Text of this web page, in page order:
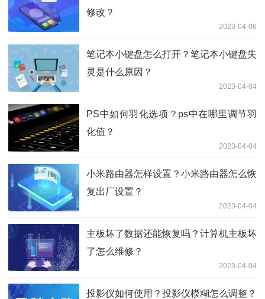
修改？
2023-04-06
笔记本小键盘怎么打开？笔记本小键盘失
灵是什么原因？
2023-04-04
PS中如何羽化选项？ps中在哪里调节羽
化值？
2023-04-04
小米路由器怎样设置？小米路由器怎么恢
复出厂设置？
2023-04-04
主板坏了数据还能恢复吗？计算机主板坏
了怎么维修？
2023-04-04
投影仪如何使用？投影仪模糊怎么调整？